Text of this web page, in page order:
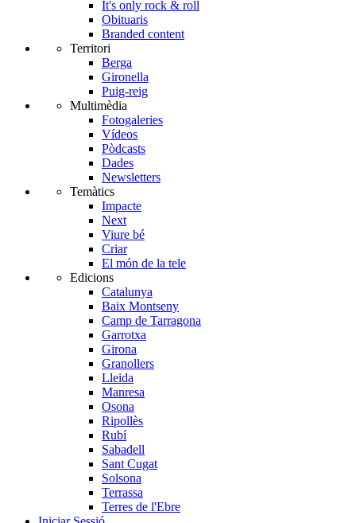
It's only rock & roll
Obituaris
Branded content
Territori
Berga
Gironella
Puig-reig
Multimèdia
Fotogaleries
Vídeos
Pòdcasts
Dades
Newsletters
Temàtics
Impacte
Next
Viure bé
Criar
El món de la tele
Edicions
Catalunya
Baix Montseny
Camp de Tarragona
Garrotxa
Girona
Granollers
Lleida
Manresa
Osona
Ripollès
Rubí
Sabadell
Sant Cugat
Solsona
Terrassa
Terres de l'Ebre